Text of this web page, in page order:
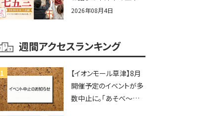
♪inピエリ守山
社へ♪七五三お祝い企
2026年08月4日
週間アクセスランキング
【イオンモール草津】8月
開催予定のイベントが多
数中止に。「あそべ〜る